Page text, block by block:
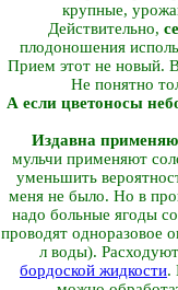
крупные,
Действительно,
плодоношения
Прием этот не новый.
Не понятно
А если цветоносы
Издавна
мульчи применяют
уменьшить
меня не было. Но в
надо больные ягоды
проводят одноразовое
л воды).
бордоской жидкости.